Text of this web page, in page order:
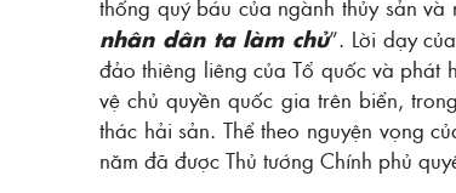
thống quý báu của ngành thủy sản
nhân dân ta làm chủ”. Lời dạy
đảo thiêng liêng của Tổ quốc và phát
vệ chủ quyền quốc gia trên biển,
thác hải sản. Thể theo nguyện vọng
năm đã được Thủ tướng Chính phủ